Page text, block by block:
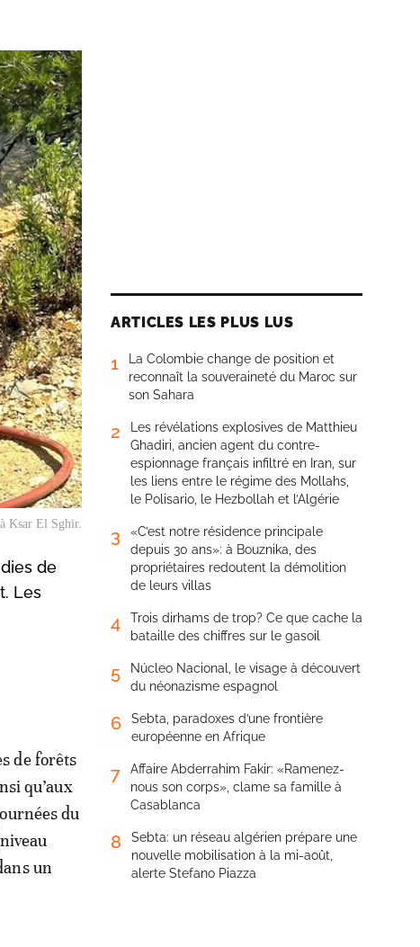
Ksar El Sghir.
de
Les
de forêts
qu’aux
du
un
ARTICLES LES PLUS LUS
1
La Colombie change de position et
reconnaît la souveraineté du Maroc sur
son Sahara
2
Les révélations explosives de Matthieu
Ghadiri, ancien agent du contre-
espionnage français infiltré en Iran, sur
les liens entre le régime des Mollahs,
le Polisario, le Hezbollah et l’Algérie
3
«C’est notre résidence principale
depuis 30 ans»: à Bouznika, des
propriétaires redoutent la démolition
de leurs villas
4
Trois dirhams de trop? Ce que cache la
bataille des chiffres sur le gasoil
5
Núcleo Nacional, le visage à découvert
du néonazisme espagnol
6
Sebta, paradoxes d’une frontière
européenne en Afrique
7
Affaire Abderrahim Fakir: «Ramenez-
nous son corps», clame sa famille à
Casablanca
8
Sebta: un réseau algérien prépare une
nouvelle mobilisation à la mi-août,
alerte Stefano Piazza